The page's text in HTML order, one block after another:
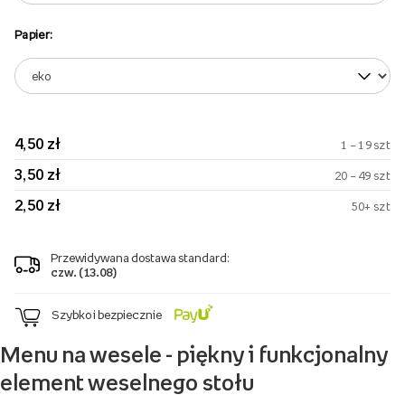
Papier:
4,50 zł 1 – 19 szt
3,50 zł 20 – 49 szt
2,50 zł 50+ szt
Przewidywana dostawa standard:
czw. (13.08)
Szybko i bezpiecznie
Menu na wesele - piękny i funkcjonalny
element weselnego stołu